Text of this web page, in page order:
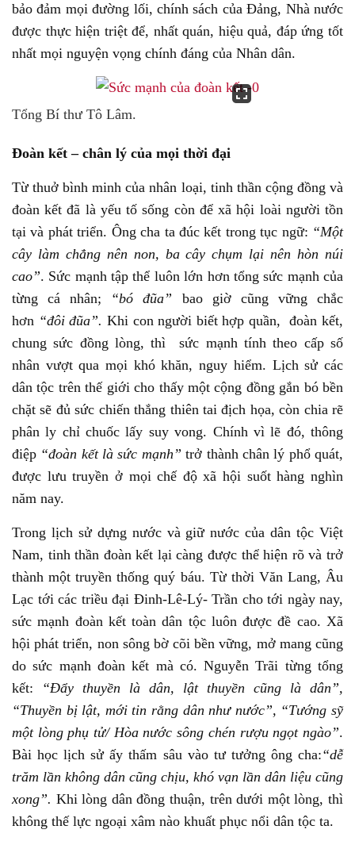
bảo đảm mọi đường lối, chính sách của Đảng, Nhà nước
được thực hiện triệt để, nhất quán, hiệu quả, đáp ứng tốt
nhất mọi nguyện vọng chính đáng của Nhân dân.
Tổng Bí thư Tô Lâm.
Đoàn kết – chân lý của mọi thời đại
Từ thuở bình minh của nhân loại, tinh thần cộng đồng và
đoàn kết đã là yếu tố sống còn để xã hội loài người tồn
tại và phát triển. Ông cha ta đúc kết trong tục ngữ: “Một
cây làm chẳng nên non, ba cây chụm lại nên hòn núi
cao”. Sức mạnh tập thể luôn lớn hơn tổng sức mạnh của
từng cá nhân; “bó đũa” bao giờ cũng vững chắc
hơn “đôi đũa”. Khi con người biết hợp quần, đoàn kết,
chung sức đồng lòng, thì sức mạnh tính theo cấp số
nhân vượt qua mọi khó khăn, nguy hiểm. Lịch sử các
dân tộc trên thế giới cho thấy một cộng đồng gắn bó bền
chặt sẽ đủ sức chiến thắng thiên tai địch họa, còn chia rẽ
phân ly chỉ chuốc lấy suy vong. Chính vì lẽ đó, thông
điệp “đoàn kết là sức mạnh” trở thành chân lý phổ quát,
được lưu truyền ở mọi chế độ xã hội suốt hàng nghìn
năm nay.
Trong lịch sử dựng nước và giữ nước của dân tộc Việt
Nam, tinh thần đoàn kết lại càng được thể hiện rõ và trở
thành một truyền thống quý báu. Từ thời Văn Lang, Âu
Lạc tới các triều đại Đinh-Lê-Lý- Trần cho tới ngày nay,
sức mạnh đoàn kết toàn dân tộc luôn được đề cao. Xã
hội phát triển, non sông bờ cõi bền vững, mở mang cũng
do sức mạnh đoàn kết mà có. Nguyễn Trãi từng tổng
kết: “Đẩy thuyền là dân, lật thuyền cũng là dân”,
“Thuyền bị lật, mới tin rằng dân như nước”, “Tướng sỹ
một lòng phụ tử/ Hòa nước sông chén rượu ngọt ngào”.
Bài học lịch sử ấy thấm sâu vào tư tưởng ông cha:“dễ
trăm lần không dân cũng chịu, khó vạn lần dân liệu cũng
xong”. Khi lòng dân đồng thuận, trên dưới một lòng, thì
không thế lực ngoại xâm nào khuất phục nổi dân tộc ta.